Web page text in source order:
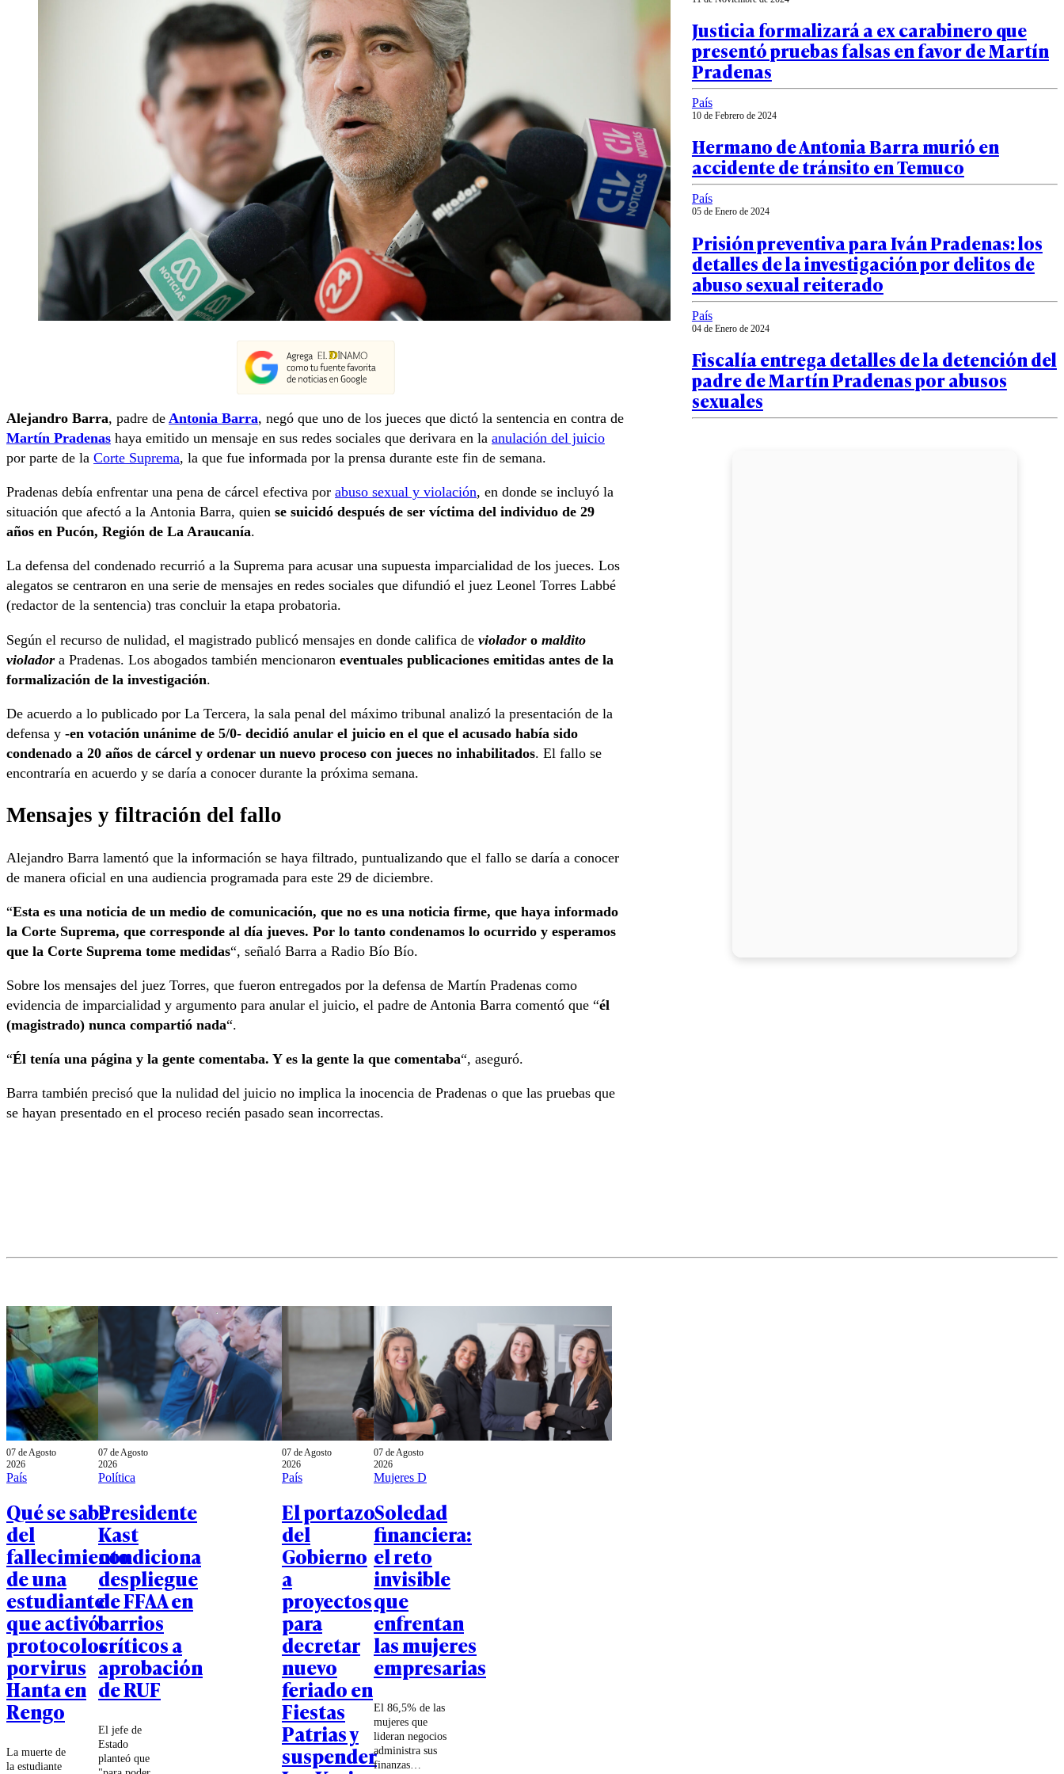
Alejandro Barra, padre de Antonia Barra, negó que uno de los jueces que dictó la sentencia en contra de
Martín Pradenas haya emitido un mensaje en sus redes sociales que derivara en la anulación del juicio
por parte de la Corte Suprema, la que fue informada por la prensa durante este fin de semana.
Pradenas debía enfrentar una pena de cárcel efectiva por abuso sexual y violación, en donde se incluyó la
situación que afectó a la Antonia Barra, quien se suicidó después de ser víctima del individuo de 29
años en Pucón, Región de La Araucanía.
La defensa del condenado recurrió a la Suprema para acusar una supuesta imparcialidad de los jueces. Los
alegatos se centraron en una serie de mensajes en redes sociales que difundió el juez Leonel Torres Labbé
(redactor de la sentencia) tras concluir la etapa probatoria.
Según el recurso de nulidad, el magistrado publicó mensajes en donde califica de violador o maldito
violador a Pradenas. Los abogados también mencionaron eventuales publicaciones emitidas antes de la
formalización de la investigación.
De acuerdo a lo publicado por La Tercera, la sala penal del máximo tribunal analizó la presentación de la
defensa y -en votación unánime de 5/0- decidió anular el juicio en el que el acusado había sido
condenado a 20 años de cárcel y ordenar un nuevo proceso con jueces no inhabilitados. El fallo se
encontraría en acuerdo y se daría a conocer durante la próxima semana.
Mensajes y filtración del fallo
Alejandro Barra lamentó que la información se haya filtrado, puntualizando que el fallo se daría a conocer
de manera oficial en una audiencia programada para este 29 de diciembre.
“Esta es una noticia de un medio de comunicación, que no es una noticia firme, que haya informado
la Corte Suprema, que corresponde al día jueves. Por lo tanto condenamos lo ocurrido y esperamos
que la Corte Suprema tome medidas“, señaló Barra a Radio Bío Bío.
Sobre los mensajes del juez Torres, que fueron entregados por la defensa de Martín Pradenas como
evidencia de imparcialidad y argumento para anular el juicio, el padre de Antonia Barra comentó que “él
(magistrado) nunca compartió nada“.
“Él tenía una página y la gente comentaba. Y es la gente la que comentaba“, aseguró.
Barra también precisó que la nulidad del juicio no implica la inocencia de Pradenas o que las pruebas que
se hayan presentado en el proceso recién pasado sean incorrectas.
Justicia formalizará a ex carabinero que
presentó pruebas falsas en favor de Martín
Pradenas
País
10 de Febrero de 2024
Hermano de Antonia Barra murió en
accidente de tránsito en Temuco
País
05 de Enero de 2024
Prisión preventiva para Iván Pradenas: los
detalles de la investigación por delitos de
abuso sexual reiterado
País
04 de Enero de 2024
Fiscalía entrega detalles de la detención del
padre de Martín Pradenas por abusos
sexuales
07 de Agosto
2026
País
Qué se sabe
del
fallecimiento
de una
estudiante
que activó
protocolos
por virus
Hanta en
Rengo
La muerte de
la estudiante
07 de Agosto
2026
Política
Presidente
Kast
condiciona
despliegue
de FFAA en
barrios
críticos a
aprobación
de RUF
El jefe de
Estado
planteó que
07 de Agosto
2026
País
El portazo
del
Gobierno
a
proyectos
para
decretar
nuevo
feriado en
Fiestas
Patrias y
suspender
07 de Agosto
2026
Mujeres D
Soledad
financiera:
el reto
invisible
que
enfrentan
las mujeres
empresarias
El 86,5% de las
mujeres que
lideran negocios
administra sus
finanzas